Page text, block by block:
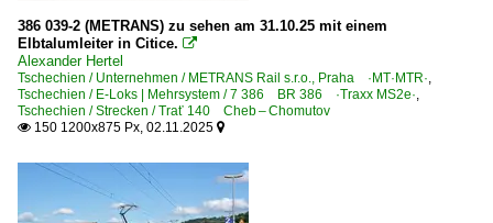
386 039-2 (METRANS) zu sehen am 31.10.25 mit einem
Elbtalumleiter in Citice. 
Alexander Hertel
Tschechien / Unternehmen / METRANS Rail s.r.o., Praha ·MT·MTR·,
Tschechien / E-Loks | Mehrsystem / 7 386 BR 386 ·Traxx MS2e·,
Tschechien / Strecken / Trať 140 Cheb – Chomutov
 150 1200x875 Px, 02.11.2025 